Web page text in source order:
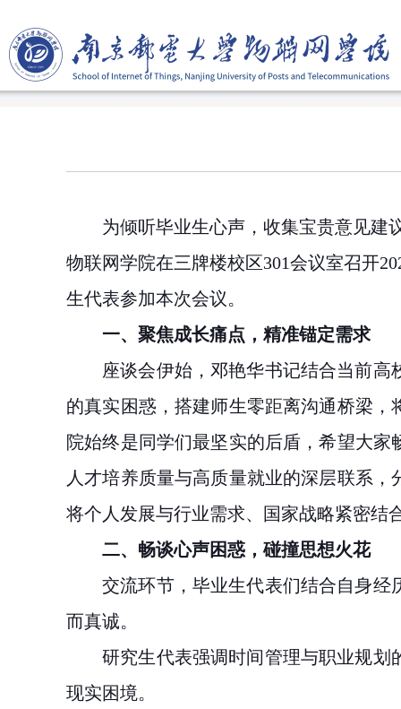
为倾听毕业生心声，收集宝贵意见建
物联网学院在三牌楼校区301会议室召开
生代表参加本次会议。
一、聚焦成长痛点，精准锚定需求
座谈会伊始，邓艳华书记结合当前
的真实困惑，搭建师生零距离沟通桥梁
院始终是同学们最坚实的后盾，希望大
人才培养质量与高质量就业的深层联系
将个人发展与行业需求、国家战略紧密结
二、畅谈心声困惑，碰撞思想火花
交流环节，毕业生代表们结合自身
而真诚。
研究生代表强调时间管理与职业规
现实困境。